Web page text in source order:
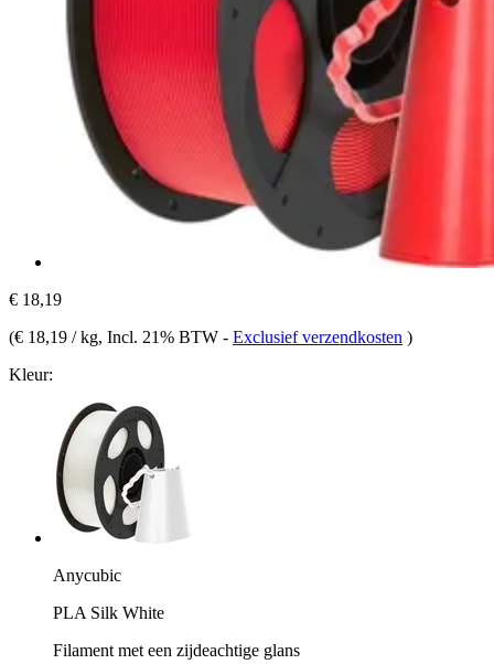
€ 18,19
(€ 18,19 / kg, Incl. 21% BTW - Exclusief verzendkosten )
Kleur:
Anycubic
PLA Silk White
Filament met een zijdeachtige glans